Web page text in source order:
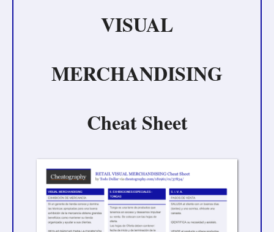
VISUAL
MERCHANDISING
Cheat Sheet